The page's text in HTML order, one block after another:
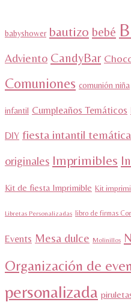
babyshower bautizo bebé
Adviento CandyBar
Comuniones comunión niña
infantil Cumpleaños Temáticos
DIY fiesta intantil temática
originales Imprimibles
Kit de fiesta Imprimible Kit
Libretas Personalizadas libro de firmas
Events Mesa dulce Molinillos
Organización de
personalizada